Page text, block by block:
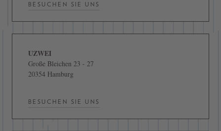
BESUCHEN SIE UNS
UZWEI
Große Bleichen 23 - 27
20354 Hamburg
BESUCHEN SIE UNS